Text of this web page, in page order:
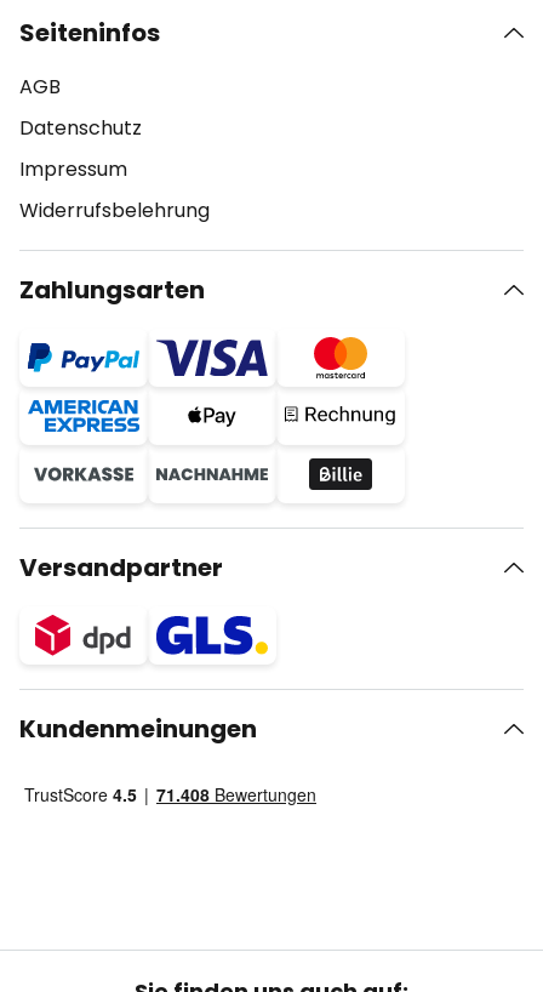
Seiteninfos
AGB
Datenschutz
Impressum
Widerrufsbelehrung
Zahlungsarten
Versandpartner
Kundenmeinungen